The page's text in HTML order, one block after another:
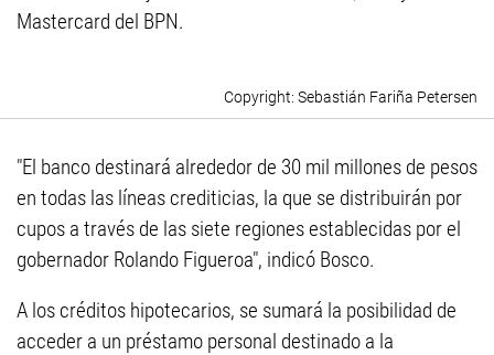
Mastercard del BPN.
Sebastián Fariña Petersen
"El banco destinará alrededor de 30 mil millones de pesos
en todas las líneas crediticias, la que se distribuirán por
cupos a través de las siete regiones establecidas por el
gobernador Rolando Figueroa", indicó Bosco.
A los créditos hipotecarios, se sumará la posibilidad de
acceder a un préstamo personal destinado a la